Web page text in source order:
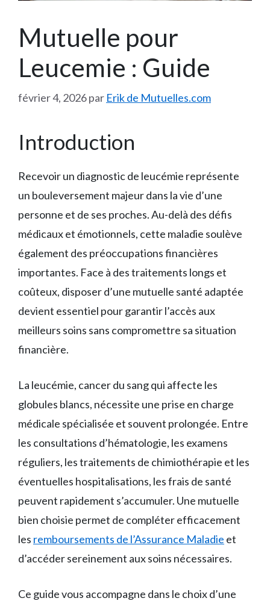
Mutuelle pour
Leucemie : Guide
février 4, 2026par Erik de Mutuelles.com
Introduction
Recevoir un diagnostic de leucémie représente
un bouleversement majeur dans la vie d’une
personne et de ses proches. Au-delà des défis
médicaux et émotionnels, cette maladie soulève
également des préoccupations financières
importantes. Face à des traitements longs et
coûteux, disposer d’une mutuelle santé adaptée
devient essentiel pour garantir l’accès aux
meilleurs soins sans compromettre sa situation
financière.
La leucémie, cancer du sang qui affecte les
globules blancs, nécessite une prise en charge
médicale spécialisée et souvent prolongée. Entre
les consultations d’hématologie, les examens
réguliers, les traitements de chimiothérapie et les
éventuelles hospitalisations, les frais de santé
peuvent rapidement s’accumuler. Une mutuelle
bien choisie permet de compléter efficacement
les remboursements de l’Assurance Maladie et
d’accéder sereinement aux soins nécessaires.
Ce guide vous accompagne dans le choix d’une